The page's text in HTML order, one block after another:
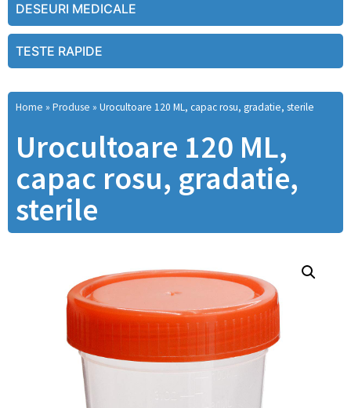
DESEURI MEDICALE
TESTE RAPIDE
Home » Produse » Urocultoare 120 ML, capac rosu, gradatie, sterile
Urocultoare 120 ML,
capac rosu, gradatie,
sterile